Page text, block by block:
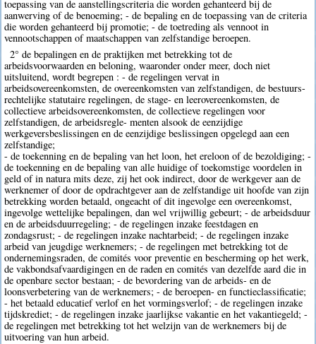
toepassing van de aanstellingscriteria die worden gehanteerd bij de
aanwerving of de benoeming; - de bepaling en de toepassing van de criteria
die worden gehanteerd bij promotie; - de toetreding als vennoot in
vennootschappen of maatschappen van zelfstandige beroepen.
2° de bepalingen en de praktijken met betrekking tot de
arbeidsvoorwaarden en beloning, waaronder onder meer, doch niet
uitsluitend, wordt begrepen : - de regelingen vervat in
arbeidsovereenkomsten, de overeenkomsten van zelfstandigen, de bestuurs-
rechtelijke statutaire regelingen, de stage- en leerovereenkomsten, de
collectieve arbeidsovereenkomsten, de collectieve regelingen voor
zelfstandigen, de arbeidsregle- menten alsook de eenzijdige
werkgeversbeslissingen en de eenzijdige beslissingen opgelegd aan een
zelfstandige;
- de toekenning en de bepaling van het loon, het ereloon of de bezoldiging; -
de toekenning en de bepaling van alle huidige of toekomstige voordelen in
geld of in natura mits deze, zij het ook indirect, door de werkgever aan de
werknemer of door de opdrachtgever aan de zelfstandige uit hoofde van zijn
betrekking worden betaald, ongeacht of dit ingevolge een overeenkomst,
ingevolge wettelijke bepalingen, dan wel vrijwillig gebeurt; - de arbeidsduur
en de arbeidsduurregeling; - de regelingen inzake feestdagen en
zondagsrust; - de regelingen inzake nachtarbeid; - de regelingen inzake
arbeid van jeugdige werknemers; - de regelingen met betrekking tot de
ondernemingsraden, de comités voor preventie en bescherming op het werk,
de vakbondsafvaardigingen en de raden en comités van dezelfde aard die in
de openbare sector bestaan; - de bevordering van de arbeids- en de
loonsverbetering van de werknemers; - de beroepen- en functieclassificatie;
- het betaald educatief verlof en het vormingsverlof; - de regelingen inzake
tijdskrediet; - de regelingen inzake jaarlijkse vakantie en het vakantiegeld; -
de regelingen met betrekking tot het welzijn van de werknemers bij de
uitvoering van hun arbeid.